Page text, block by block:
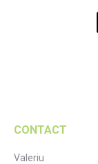
CONTACT
Valeriu